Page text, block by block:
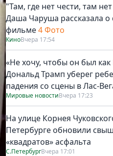
"Там, где нет чести, там
Даша Чаруша рассказала
фильме4 Фото
КиноВчера 17:54
«Не хочу, чтобы он был как
Дональд Трамп уберег
падения со сцены в Лас-
Мировые новостиВчера 17:23
На улице Корнея
Петербурге обновили
«квадратов» асфальта
С.ПетербургВчера 17:01